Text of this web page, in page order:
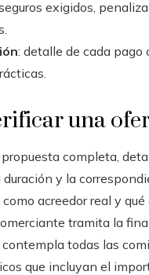
exigidos,
: detalle de cada
una
completa,
duración y la
acreedor real y
tramita la
todas las
que incluyan el